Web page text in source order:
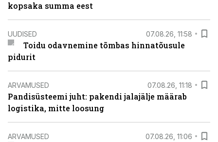
kopsaka summa eest
UUDISED 07.08.26, 11:58
Toidu odavnemine tõmbas hinnatõusule
pidurit
ARVAMUSED 07.08.26, 11:18
Pandisüsteemi juht: pakendi jalajälje määrab
logistika, mitte loosung
ARVAMUSED 07.08.26, 11:06